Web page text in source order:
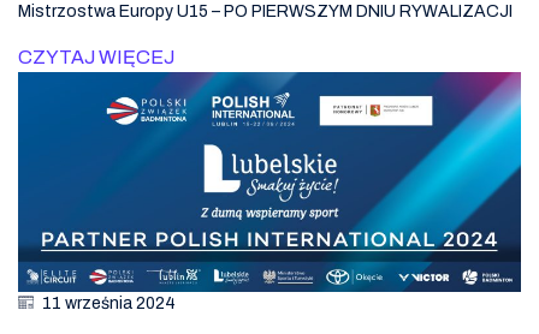
Mistrzostwa Europy U15 – PO PIERWSZYM DNIU RYWALIZACJI
CZYTAJ WIĘCEJ
11 września 2024